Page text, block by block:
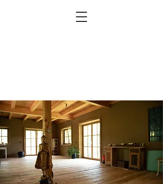
MEN
Ü
zum Veranstaltungskalender